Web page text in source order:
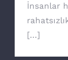
İnsanlar
[...]